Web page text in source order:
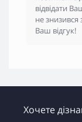
відвідати
не
Ваш відгук!
Хочете